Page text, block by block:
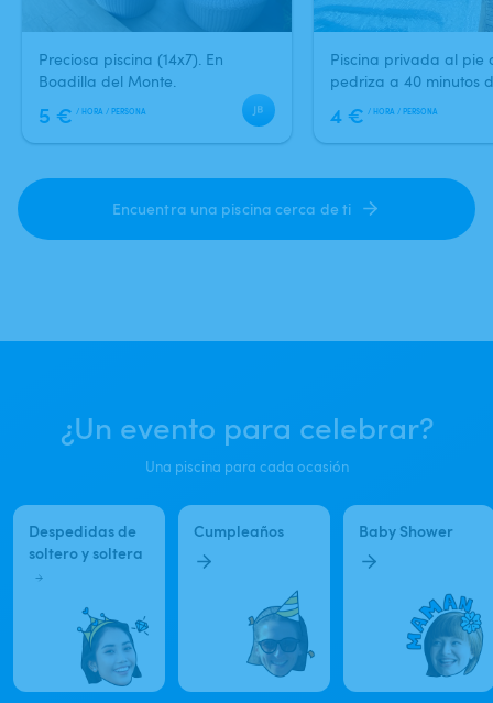
Preciosa piscina (14x7). En
Boadilla del Monte.
5 € / HORA / PERSONA
Piscina privada al pie
pedriza a 40 minutos
4 € / HORA / PERSONA
Encuentra una piscina cerca de ti
¿Un evento para celebrar?
Una piscina para cada ocasión
Despedidas de
soltero y soltera
Cumpleaños Baby Shower